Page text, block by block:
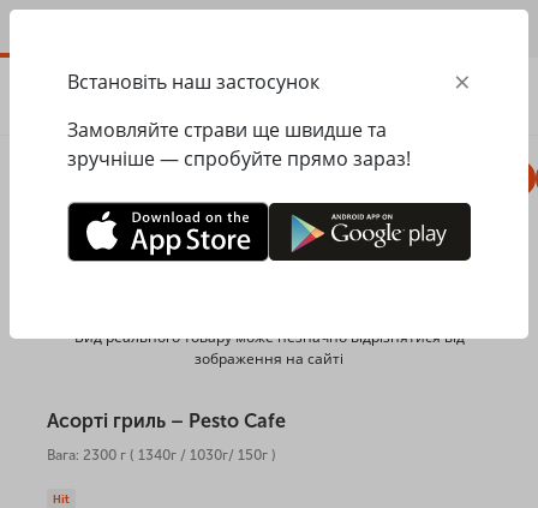
Pesto Cafe Банкетне меню Асорті гриль
Вид реального товару може незначно відрізнятися від
зображення на сайті
Асорті гриль – Pesto Cafe
Вага: 2300 г ( 1340г / 1030г/ 150г )
Hit
Встановіть наш застосунок ×
Замовляйте страви ще швидше та
зручніше — спробуйте прямо зараз!